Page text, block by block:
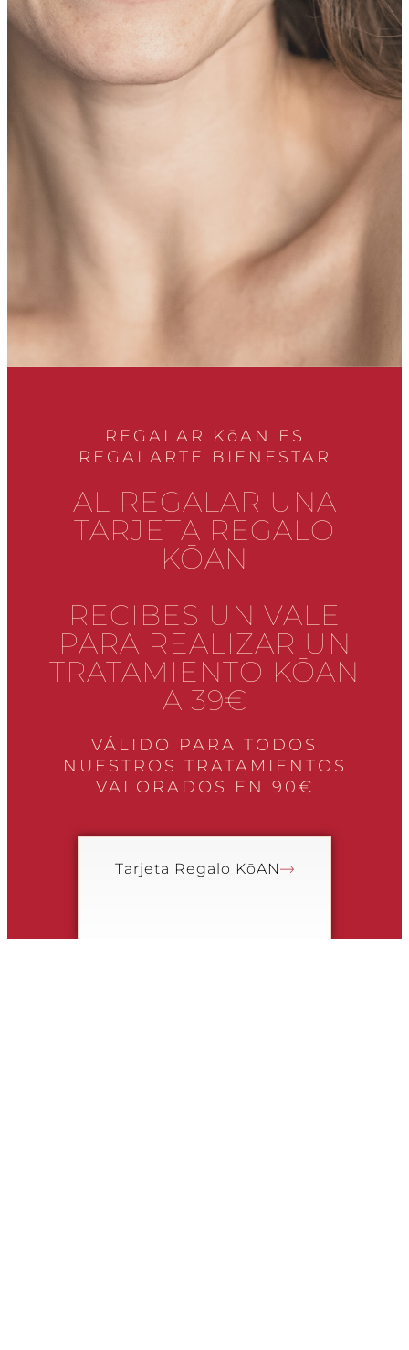
REGALAR KōAN ES
REGALARTE BIENESTAR
AL REGALAR UNA
TARJETA REGALO
KŌAN
RECIBES UN VALE
PARA REALIZAR UN
TRATAMIENTO KŌAN
A 39€
VÁLIDO PARA TODOS
NUESTROS TRATAMIENTOS
VALORADOS EN 90€
Tarjeta Regalo KōAN